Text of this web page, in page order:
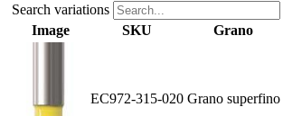
Search variations
Image
SKU Grano
EC972-315-020 Grano superfino